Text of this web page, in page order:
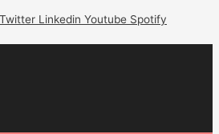
Twitter Linkedin Youtube Spotify